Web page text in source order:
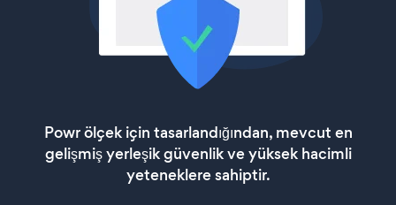
Powr ölçek için tasarlandığından, mevcut en
gelişmiş yerleşik güvenlik ve yüksek hacimli
yeteneklere sahiptir.